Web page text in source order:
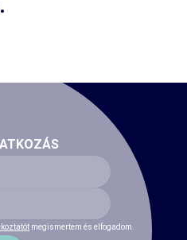
megismertem és elfogadom.